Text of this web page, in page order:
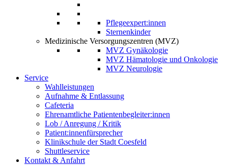
Pflegeexpert:innen
Sternenkinder
Medizinische Versorgungszentren (MVZ)
MVZ Gynäkologie
MVZ Hämatologie und Onkologie
MVZ Neurologie
Service
Wahlleistungen
Aufnahme & Entlassung
Cafeteria
Ehrenamtliche Patientenbegleiter:innen
Lob / Anregung / Kritik
Patient:innenfürsprecher
Klinikschule der Stadt Coesfeld
Shuttleservice
Kontakt & Anfahrt